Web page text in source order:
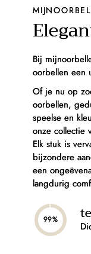
Bij
oorbellen een
Of je nu op
oorbellen,
speelse en
onze collectie
Elk stuk is
bijzondere
een
langdurig
99%